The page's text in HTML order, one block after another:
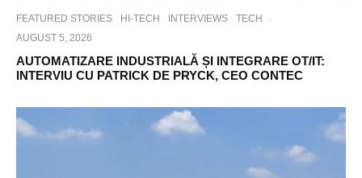
FEATURED STORIES HI-TECH INTERVIEWS TECH
·
AUGUST 5, 2026
AUTOMATIZARE INDUSTRIALĂ ȘI INTEGRARE OT/IT:
INTERVIU CU PATRICK DE PRYCK, CEO CONTEC